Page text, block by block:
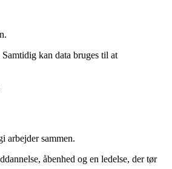
kan data bruges til at
arbejder sammen.
åbenhed og en ledelse, der tør